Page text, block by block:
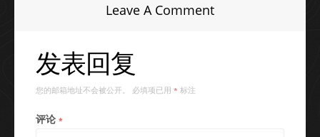
Leave A Comment
发表回复
您的邮箱地址不会被公开。 必填项已用 * 标注
评论 *